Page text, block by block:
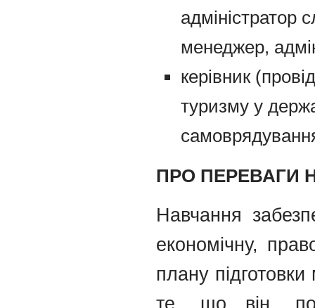
адміністратор
менеджер,
керівник
туризму у
ПРО ПЕРЕВАГИ
Навчання
економічну,
плану
те, що він,